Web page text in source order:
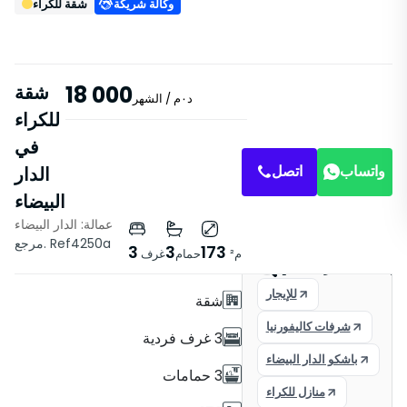
شقة للكراء وكالة شريكة
شقة
للكراء
في
الدار
البيضاء
18 000 د٠م / الشهر
عمالة: الدار البيضاء
مرجع. Ref4250a
3 غرف3حمام173 م²
اتصل واتساب
خصائص
مع مصعد
شقة
3 غرف فردية
3 حمامات
للإيجار
شرفات كاليفورنيا
باشكو الدار البيضاء
منازل للكراء